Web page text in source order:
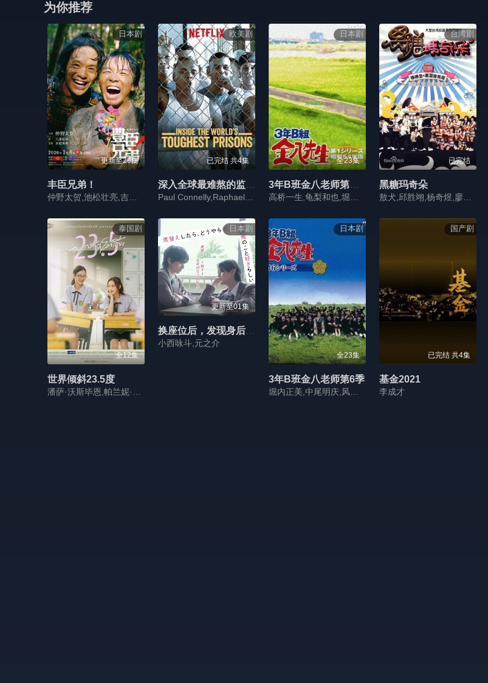
为你推荐
日本剧
更新至29集
丰臣兄弟！
欧美剧
已完结 共4集
深入全球最难熬的监狱第六季
日本剧
全23集
3年B班金八老师第五季
台湾剧
已完结
黑糖玛奇朵
泰国剧
全12集
世界倾斜23.5度
日本剧
更新至01集
换座位后，发现身后的男生好像喜欢我
小西咏斗,元之介
日本剧
全23集
3年B班金八老师第6季
国产剧
已完结 共4集
基金2021
李成才